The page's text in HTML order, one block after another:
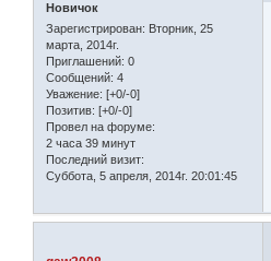
Новичок
Зарегистрирован: Вторник, 25
марта, 2014г.
Приглашений: 0
Сообщений: 4
Уважение: [+0/-0]
Позитив: [+0/-0]
Провел на форуме:
2 часа 39 минут
Последний визит:
Суббота, 5 апреля, 2014г. 20:01:45